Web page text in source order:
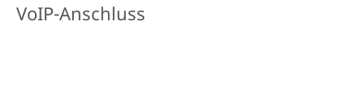
VoIP-Anschluss